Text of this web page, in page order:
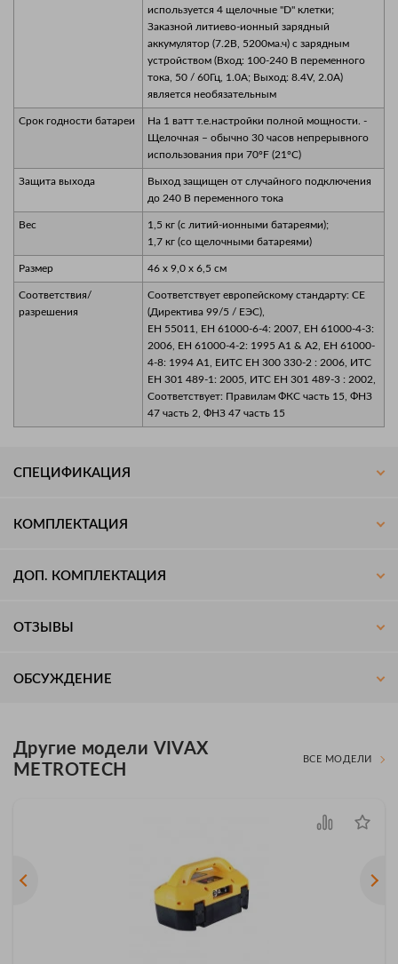
используется 4 щелочные "D" клетки;
Заказной литиево-ионный зарядный
аккумулятор (7.2В, 5200ма.ч) с зарядным
устройством (Вход: 100-240 В переменного
тока, 50 / 60Гц, 1.0А; Выход: 8.4V, 2.0A)
является необязательным
Срок годности батареи
На 1 ватт т.е.настройки полной мощности. -
Щелочная – обычно 30 часов непрерывного
использования при 70ºF (21ºC)
Защита выхода
Выход защищен от случайного подключения
до 240 В переменного тока
Вес
1,5 кг (с литий-ионными батареями);
1,7 кг (со щелочными батареями)
Размер 46 x 9,0 x 6,5 см
Соответствия/
разрешения
Соответствует европейскому стандарту: CE
(Директива 99/5 / ЕЭС),
ЕН 55011, EН 61000-6-4: 2007, EН 61000-4-3:
2006, EН 61000-4-2: 1995 А1 & A2, EН 61000-
4-8: 1994 A1, EИТС EН 300 330-2 : 2006, ИТС
EН 301 489-1: 2005, ИТС EН 301 489-3 : 2002,
Соответствует: Правилам ФКС часть 15, ФНЗ
47 часть 2, ФНЗ 47 часть 15
СПЕЦИФИКАЦИЯ
КОМПЛЕКТАЦИЯ
ДОП. КОМПЛЕКТАЦИЯ
ОТЗЫВЫ
ОБСУЖДЕНИЕ
Другие модели VIVAX
METROTECH
ВСЕ МОДЕЛИ